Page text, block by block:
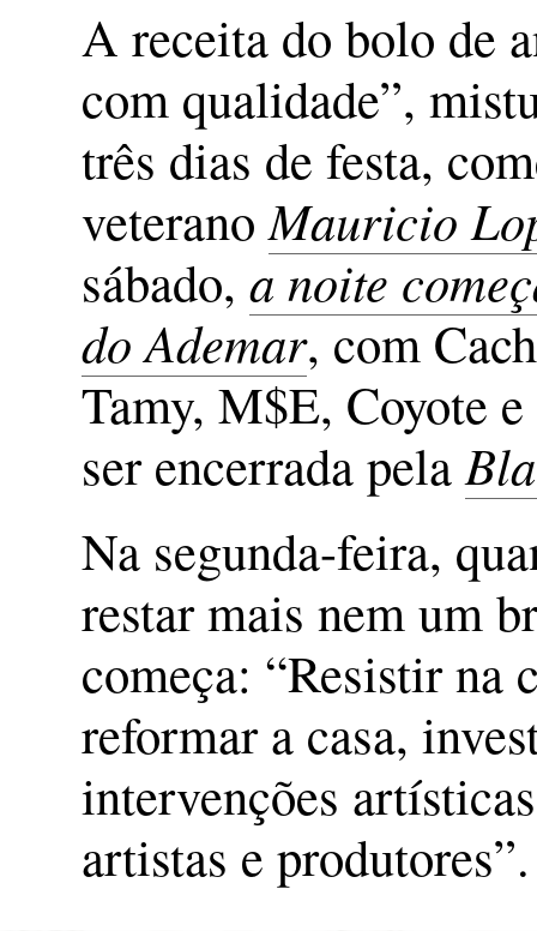
A receita do bolo de
com qualidade”,
três dias de festa,
veteranoMauricio
sábado, a noite
do Ademar, com
Tamy, M$E, Coyote
ser encerrada pela
Na segunda-feira,
restar mais nem um
começa: “Resistir na
reformar a casa,
intervenções
artistas e